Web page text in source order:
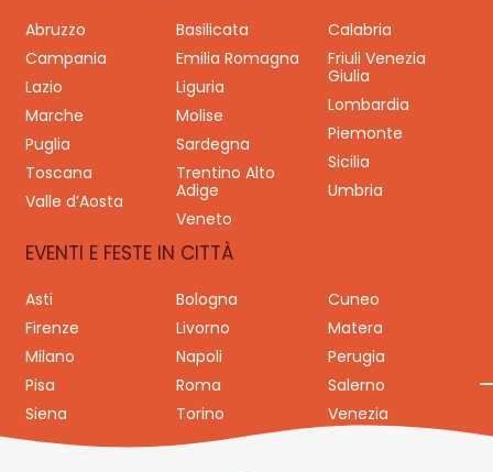
Abruzzo Basilicata
Calabria
Campania
Emilia Romagna
Friuli Venezia
Giulia
Lazio
Liguria
Lombardia
Marche
Molise
Piemonte
Puglia
Sardegna
Sicilia
Toscana
Trentino Alto
Adige
Umbria
Valle d’Aosta
Veneto
EVENTI E FESTE IN CITTÀ
Asti Bologna
Cuneo
Firenze
Livorno
Matera
Milano
Napoli
Perugia
Pisa
Roma
Salerno
Siena
Torino Venezia